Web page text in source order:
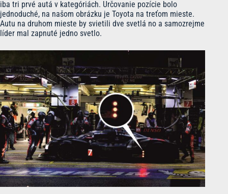
iba tri prvé autá v kategóriách. Určovanie pozície bolo
jednoduché, na našom obrázku je Toyota na treťom mieste.
Autu na druhom mieste by svietili dve svetlá no a samozrejme
líder mal zapnuté jedno svetlo.